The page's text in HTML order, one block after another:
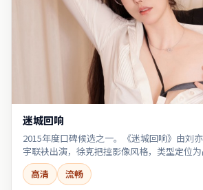
迷城回响
2015年度口碑候选之一。《迷城回响》由刘
宇联袂出演，徐克把控影像风格，类型定位为
高清
流畅